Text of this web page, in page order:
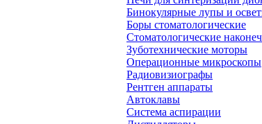
Бинокулярные лупы и
Боры стоматологические
Стоматологические
Зуботехнические моторы
Операционные микроскопы
Радиовизиографы
Рентген аппараты
Автоклавы
Система аспирации